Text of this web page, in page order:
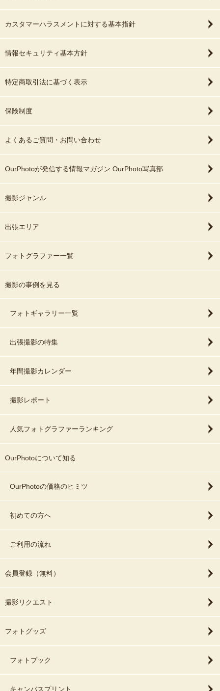
カスタマーハラスメントに対する基本指針
情報セキュリティ基本方針
特定商取引法に基づく表示
保険制度
よくあるご質問・お問い合わせ
OurPhotoが発信する情報マガジン OurPhoto写真部
撮影ジャンル
出張エリア
フォトグラファー一覧
撮影の事例を見る
フォトギャラリー一覧
出張撮影の特集
年間撮影カレンダー
撮影レポート
人気フォトグラファーランキング
OurPhotoについて知る
OurPhotoの価格のヒミツ
初めての方へ
ご利用の流れ
会員登録（無料）
撮影リクエスト
フォトグッズ
フォトブック
キャンバスプリント